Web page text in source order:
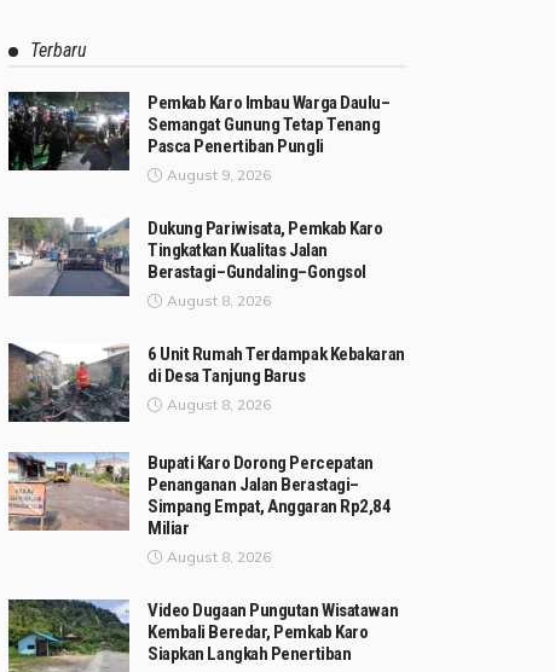
Terbaru
Pemkab Karo Imbau Warga Daulu–
Semangat Gunung Tetap Tenang
Pasca Penertiban Pungli
August 9, 2026
Dukung Pariwisata, Pemkab Karo
Tingkatkan Kualitas Jalan
Berastagi–Gundaling–Gongsol
August 8, 2026
6 Unit Rumah Terdampak Kebakaran
di Desa Tanjung Barus
August 8, 2026
Bupati Karo Dorong Percepatan
Penanganan Jalan Berastagi–
Simpang Empat, Anggaran Rp2,84
Miliar
August 8, 2026
Video Dugaan Pungutan Wisatawan
Kembali Beredar, Pemkab Karo
Siapkan Langkah Penertiban